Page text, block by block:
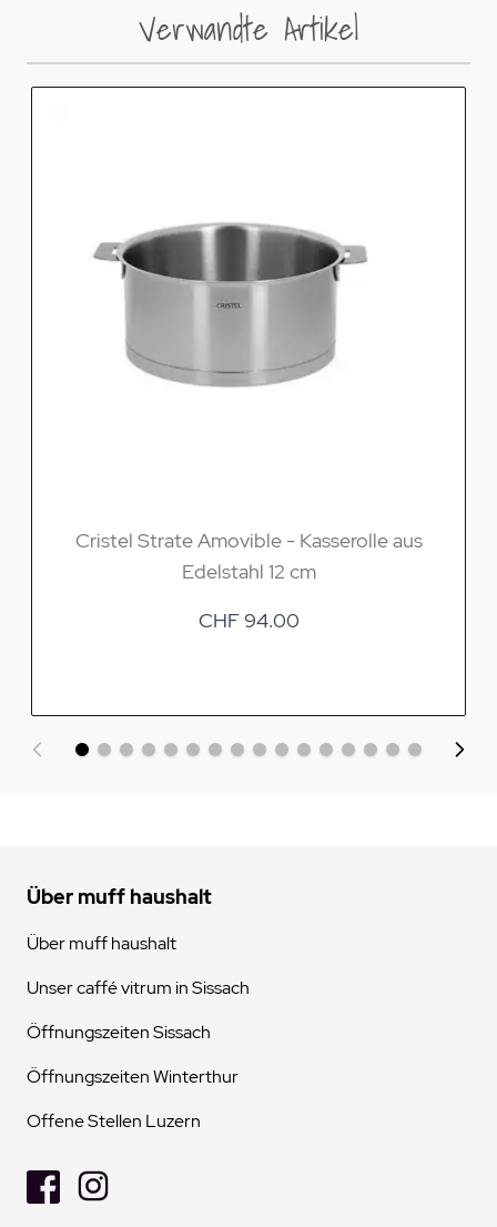
Verwandte Artikel
Cristel Strate Amovible - Kasserolle aus
Edelstahl 12 cm
CHF 94.00
Über muff haushalt
Über muff haushalt
Unser caffé vitrum in Sissach
Öffnungszeiten Sissach
Öffnungszeiten Winterthur
Offene Stellen Luzern